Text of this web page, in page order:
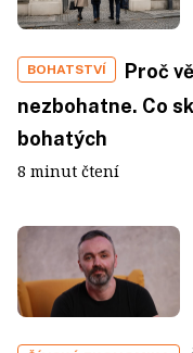
BOHATSTVÍ
Proč
nezbohatne. Co
bohatých
8 minut čtení